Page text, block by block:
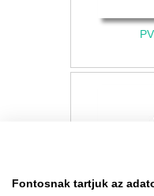
Fontosnak tartjuk az